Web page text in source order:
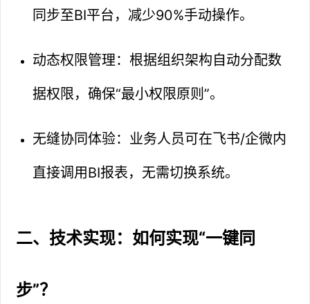
同步至BI平台，减少90%手动操作。
动态权限管理：根据组织架构自动分配数
据权限，确保“最小权限原则”。
无缝协同体验：业务人员可在飞书/企微内
直接调用BI报表，无需切换系统。
二、技术实现：如何实现“一键同
步”？